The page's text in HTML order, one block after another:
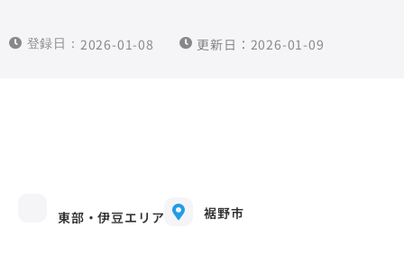
2026-01-08 更新日：2026-01-09
東部・伊豆エリア 裾野市